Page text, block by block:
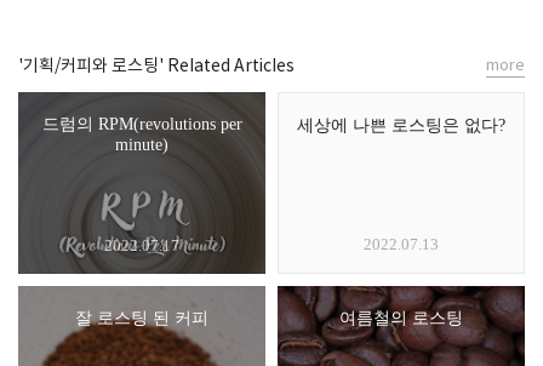
'기획/커피와 로스팅' Related Articles
드럼의 RPM(revolutions per
minute)
2022.07.17
세상에 나쁜 로스팅은 없다?
2022.07.13
잘 로스팅 된 커피 여름철의 로스팅
more